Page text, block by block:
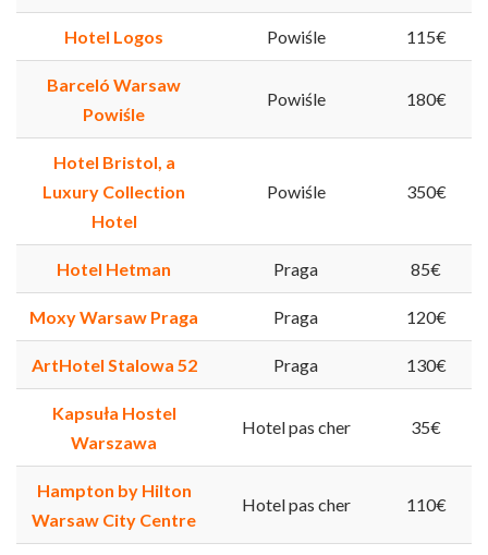
Hotel Logos Powiśle 115€
Barceló Warsaw
Powiśle
Powiśle 180€
Hotel Bristol, a
Luxury Collection
Hotel
Powiśle 350€
Hotel Hetman Praga 85€
Moxy Warsaw Praga Praga 120€
ArtHotel Stalowa 52 Praga 130€
Kapsuła Hostel
Warszawa
Hotel pas cher 35€
Hampton by Hilton
Warsaw City Centre
Hotel pas cher 110€